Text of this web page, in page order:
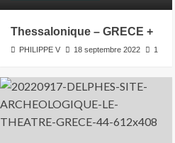
Thessalonique – GRECE +
PHILIPPE V 18 septembre 2022 1